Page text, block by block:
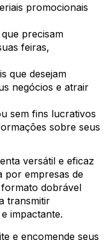
promocionais
precisam
feiras,
que desejam
negócios e atrair
sem fins lucrativos
sobre seus
versátil e eficaz
por empresas de
dobrável
transmitir
impactante.
e encomende seus